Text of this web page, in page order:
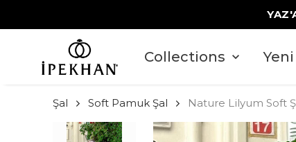
Collections
Şal Soft Pamuk Şal Nature Lilyum Soft